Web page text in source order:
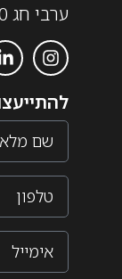
ערבי חג 09:30 – 13:00